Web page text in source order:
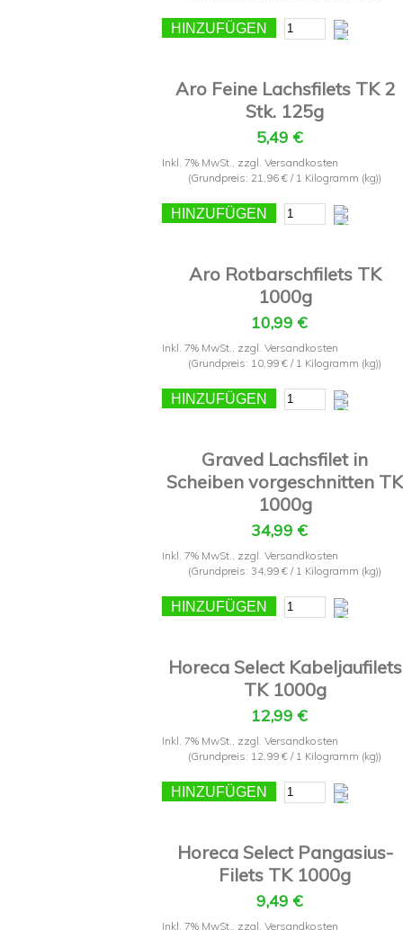
HINZUFÜGEN
Aro Feine Lachsfilets TK 2
Stk. 125g
5,49 €
Inkl. 7% MwSt. zzgl. Versandkosten
(Grundpreis: 21,96 € / 1 Kilogramm (kg))
HINZUFÜGEN
Aro Rotbarschfilets TK
1000g
10,99 €
Inkl. 7% MwSt. zzgl. Versandkosten
(Grundpreis: 10,99 € / 1 Kilogramm (kg))
HINZUFÜGEN
Graved Lachsfilet in
Scheiben vorgeschnitten TK
1000g
34,99 €
Inkl. 7% MwSt. zzgl. Versandkosten
(Grundpreis: 34,99 € / 1 Kilogramm (kg))
HINZUFÜGEN
Horeca Select Kabeljaufilets
TK 1000g
12,99 €
Inkl. 7% MwSt. zzgl. Versandkosten
(Grundpreis: 12,99 € / 1 Kilogramm (kg))
HINZUFÜGEN
Horeca Select Pangasius-
Filets TK 1000g
9,49 €
Inkl. 7% MwSt. zzgl. Versandkosten